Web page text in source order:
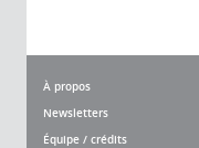
À propos
Newsletters
Équipe / crédits